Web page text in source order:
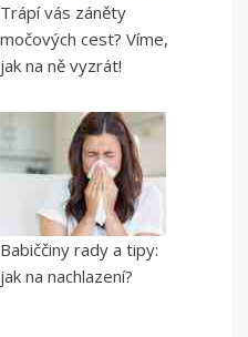
Trápí vás záněty
močových cest? Víme,
jak na ně vyzrát!
Babiččiny rady a tipy:
jak na nachlazení?